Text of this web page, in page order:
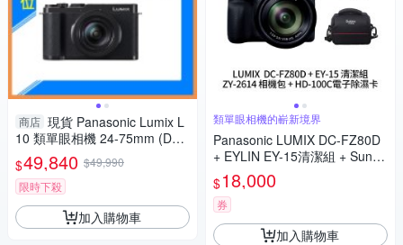
商店 現貨 Panasonic Lumix L
10 類單眼相機 24-75mm (DC-
L10,公司貨)
$49,840 $49,990
限時下殺
加入購物車
類單眼相機的嶄新境界
Panasonic LUMIX DC-FZ80D
+ EYLIN EY-15清潔組 + SunLi
ght ZY-2614相機包 + EirMai 銳
瑪 HD-100C電子除濕卡 FZ80
D (公司貨)
$18,000
券
加入購物車